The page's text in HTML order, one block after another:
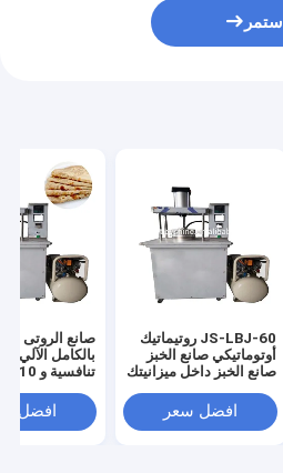
استمر
JS-LBJ-60 روتيماتيك
أوتوماتيكي صانع الخبز
صانع الخبز داخل ميزانيتك
افضل سعر
صانع الروتى
بالكامل الآلي
افضل